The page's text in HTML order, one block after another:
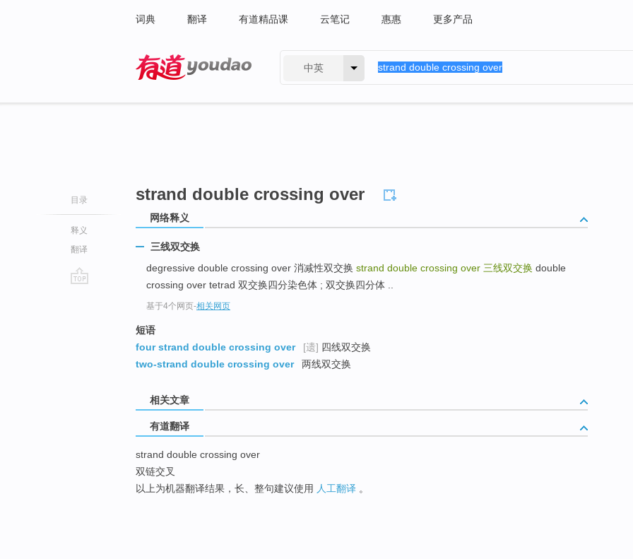
词典 翻译 有道精品课 云笔记 惠惠 更多产品
中英
目录
释义
翻译
strand double crossing over
网络释义
三线双交换
degressive double crossing over 消减性双交换 strand double crossing over 三线双交换 double
crossing over tetrad 双交换四分染色体 ; 双交换四分体 ..
基于4个网页-相关网页
短语
four strand double crossing over
[遗] 四线双交换
two-strand double crossing over
两线双交换
相关文章
有道翻译
strand double crossing over
双链交叉
以上为机器翻译结果，长、整句建议使用 人工翻译 。